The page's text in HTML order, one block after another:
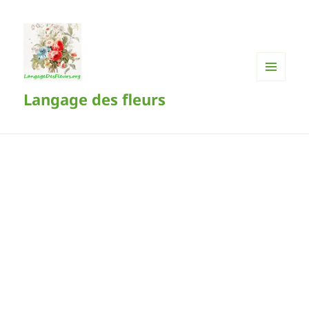
Langage des fleurs